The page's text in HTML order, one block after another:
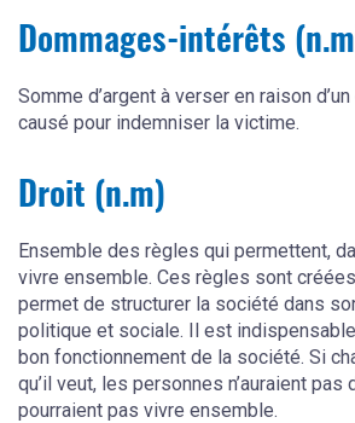
Dommages-intérêts
Somme d’argent à verser en raison
causé pour indemniser la victime.
Droit (n.m)
Ensemble des règles qui permettent,
vivre ensemble. Ces règles sont
permet de structurer la société dans
politique et sociale. Il est
bon fonctionnement de la société. Si
qu’il veut, les personnes n’auraient
pourraient pas vivre ensemble.